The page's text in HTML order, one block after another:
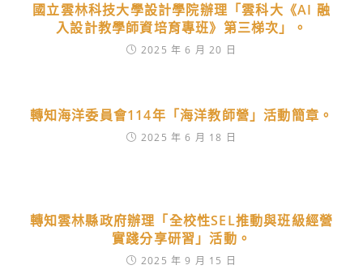
國立雲林科技大學設計學院辦理「雲科大《AI 融
入設計教學師資培育專班》第三梯次」。
2025 年 6 月 20 日
轉知海洋委員會114年「海洋教師營」活動簡章。
2025 年 6 月 18 日
轉知雲林縣政府辦理「全校性SEL推動與班級經營
實踐分享研習」活動。
2025 年 9 月 15 日